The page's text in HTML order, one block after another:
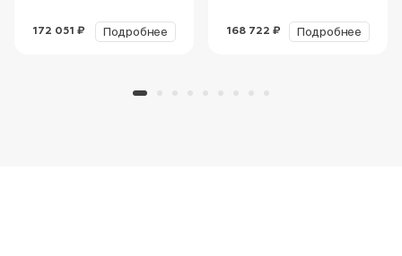
172 051 ₽ Подробнее 168 722 ₽ Подробнее